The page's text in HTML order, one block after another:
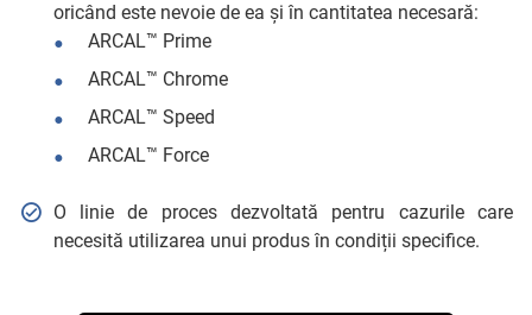
oricând este nevoie de ea și în cantitatea necesară:
ARCAL™ Prime
ARCAL™ Chrome
ARCAL™ Speed
ARCAL™ Force
O linie de proces dezvoltată pentru cazurile care
necesită utilizarea unui produs în condiții specifice.